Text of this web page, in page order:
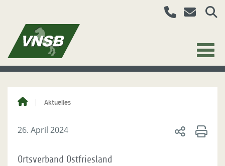
Aktuelles
26. April 2024
Ortsverband Ostfriesland